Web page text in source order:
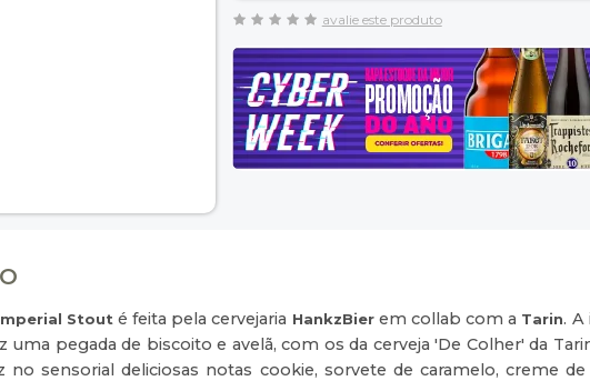
avalie este produto
Stouté feita pela cervejaria HankzBierem collab com a Tarin. A
pegada de biscoito e avelã, com os da cerveja 'De Colher' da
no sensorial deliciosas notas cookie, sorvete de caramelo, creme